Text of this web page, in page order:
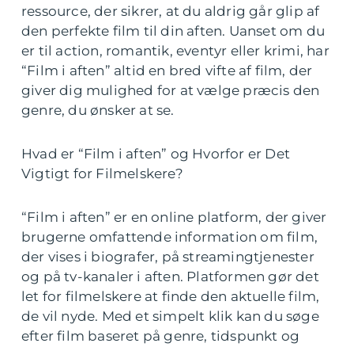
ressource, der sikrer, at du aldrig går glip af
den perfekte film til din aften. Uanset om du
er til action, romantik, eventyr eller krimi, har
“Film i aften” altid en bred vifte af film, der
giver dig mulighed for at vælge præcis den
genre, du ønsker at se.
Hvad er “Film i aften” og Hvorfor er Det
Vigtigt for Filmelskere?
“Film i aften” er en online platform, der giver
brugerne omfattende information om film,
der vises i biografer, på streamingtjenester
og på tv-kanaler i aften. Platformen gør det
let for filmelskere at finde den aktuelle film,
de vil nyde. Med et simpelt klik kan du søge
efter film baseret på genre, tidspunkt og